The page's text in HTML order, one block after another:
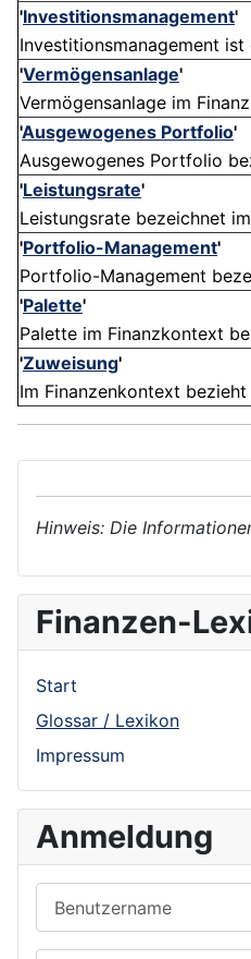
'Investitionsmanagement'
Investitionsmanagement
'Vermögensanlage'
Vermögensanlage im
'Ausgewogenes Portfolio'
Ausgewogenes Portfolio
'Leistungsrate'
Leistungsrate bezeichnet
'Portfolio-Management'
Portfolio-Management
'Palette'
Palette im Finanzkontext
'Zuweisung'
Im Finanzenkontext
Hinweis: Die
Finanzen-
Start
Glossar / Lexikon
Impressum
Anmeldung